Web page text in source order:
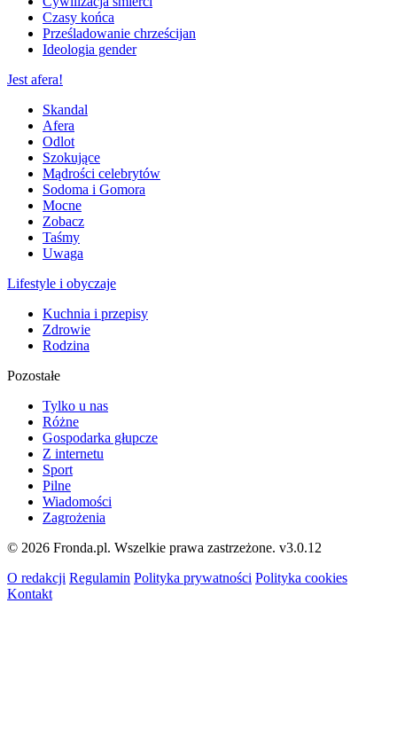
Czasy końca
Prześladowanie chrześcijan
Ideologia gender
Jest afera!
Skandal
Afera
Odlot
Szokujące
Mądrości celebrytów
Sodoma i Gomora
Mocne
Zobacz
Taśmy
Uwaga
Lifestyle i obyczaje
Kuchnia i przepisy
Zdrowie
Rodzina
Pozostałe
Tylko u nas
Różne
Gospodarka głupcze
Z internetu
Sport
Pilne
Wiadomości
Zagrożenia
© 2026 Fronda.pl. Wszelkie prawa zastrzeżone. v3.0.12
O redakcji Regulamin Polityka prywatności Polityka cookies
Kontakt